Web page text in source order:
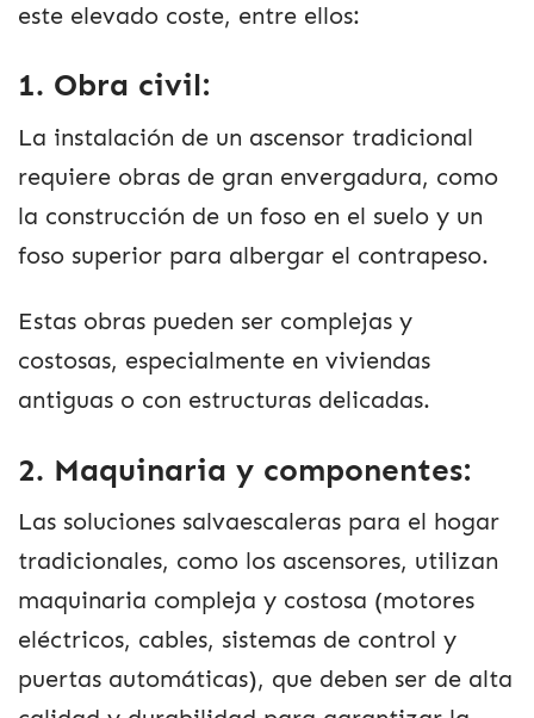
este elevado coste, entre ellos:
1. Obra civil:
La instalación de un ascensor tradicional
requiere obras de gran envergadura, como
la construcción de un foso en el suelo y un
foso superior para albergar el contrapeso.
Estas obras pueden ser complejas y
costosas, especialmente en viviendas
antiguas o con estructuras delicadas.
2. Maquinaria y componentes:
Las soluciones salvaescaleras para el hogar
tradicionales, como los ascensores, utilizan
maquinaria compleja y costosa (motores
eléctricos, cables, sistemas de control y
puertas automáticas), que deben ser de alta